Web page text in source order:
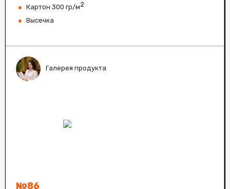
Картон 300 гр/м2
Высечка
№86
Галерея продукта